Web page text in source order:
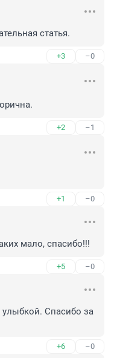
статья.
+3 –0
+2 –1
+1 –0
мало, спасибо!!!
+5 –0
Спасибо за
+6 –0